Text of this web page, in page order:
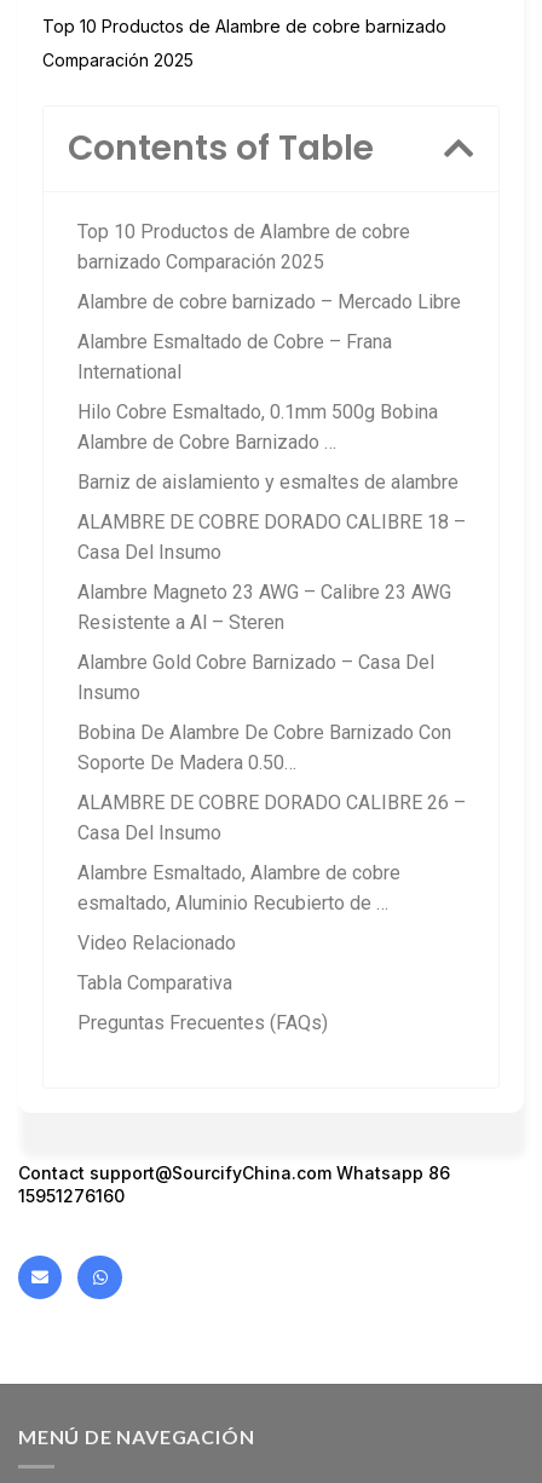
Top 10 Productos de Alambre de cobre barnizado
Comparación 2025
Contents of Table
Top 10 Productos de Alambre de cobre
barnizado Comparación 2025
Alambre de cobre barnizado – Mercado Libre
Alambre Esmaltado de Cobre – Frana
International
Hilo Cobre Esmaltado, 0.1mm 500g Bobina
Alambre de Cobre Barnizado …
Barniz de aislamiento y esmaltes de alambre
ALAMBRE DE COBRE DORADO CALIBRE 18 –
Casa Del Insumo
Alambre Magneto 23 AWG – Calibre 23 AWG
Resistente a Al – Steren
Alambre Gold Cobre Barnizado – Casa Del
Insumo
Bobina De Alambre De Cobre Barnizado Con
Soporte De Madera 0.50…
ALAMBRE DE COBRE DORADO CALIBRE 26 –
Casa Del Insumo
Alambre Esmaltado, Alambre de cobre
esmaltado, Aluminio Recubierto de …
Video Relacionado
Tabla Comparativa
Preguntas Frecuentes (FAQs)
Contact support@SourcifyChina.com Whatsapp 86
15951276160
MENÚ DE NAVEGACIÓN